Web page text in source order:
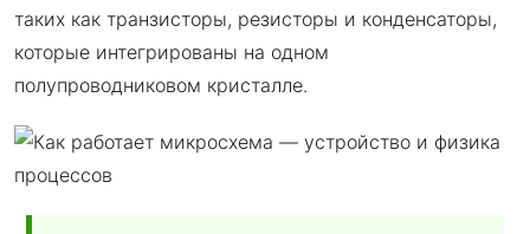
таких как транзисторы, резисторы и конденсаторы,
которые интегрированы на одном
полупроводниковом кристалле.